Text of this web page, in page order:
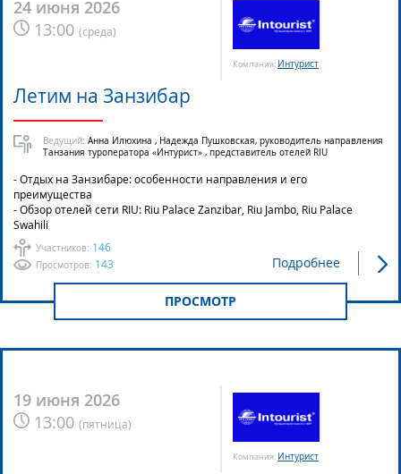
24 июня 2026
13:00 (среда)
Компания: Интурист
Участников: 146
Просмотров: 143
Летим на Занзибар
Ведущий: Анна Илюхина , Надежда Пушковская, руководитель направления
Танзания туроператора «Интурист» , представитель отелей RIU
- Отдых на Занзибаре: особенности направления и его
преимущества
- Обзор отелей сети RIU: Riu Palace Zanzibar, Riu Jambo, Riu Palace
Swahili
Подробнее
ПРОСМОТР
19 июня 2026
13:00 (пятница)
Компания: Интурист